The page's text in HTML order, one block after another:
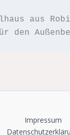
aus
den
Impressum